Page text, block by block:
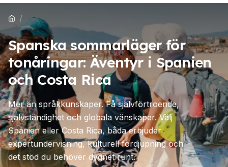
/
Spanska sommarläger för
tonåringar: Äventyr i Spanien
och Costa Rica
Mer än språkkunskaper. Få självförtroende,
självständighet och globala vänskaper. Välj
Spanien eller Costa Rica, båda erbjuder
expertundervisning, kulturell fördjupning och
det stöd du behöver dygnet runt.